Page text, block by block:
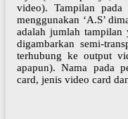
video). Tampilan
menggunakan ‘A.S’
adalah jumlah tampilan
digambarkan semi-
terhubung ke output
apapun). Nama pada
card, jenis video card